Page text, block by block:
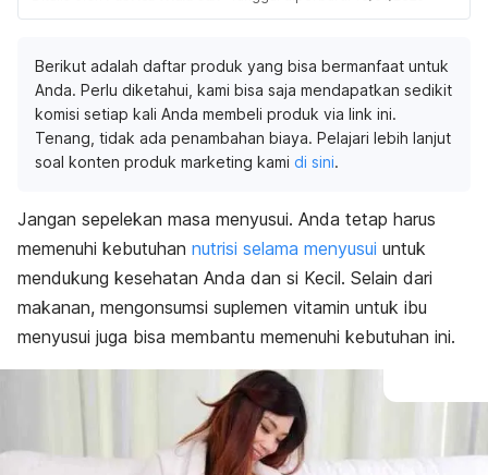
Berikut adalah daftar produk yang bisa bermanfaat untuk
Anda. Perlu diketahui, kami bisa saja mendapatkan sedikit
komisi setiap kali Anda membeli produk via link ini.
Tenang, tidak ada penambahan biaya. Pelajari lebih lanjut
soal konten produk marketing kami di sini.
Jangan sepelekan masa menyusui. Anda tetap harus
memenuhi kebutuhan nutrisi selama menyusui untuk
mendukung kesehatan Anda dan si Kecil. Selain dari
makanan, mengonsumsi suplemen vitamin untuk ibu
menyusui juga bisa membantu memenuhi kebutuhan ini.